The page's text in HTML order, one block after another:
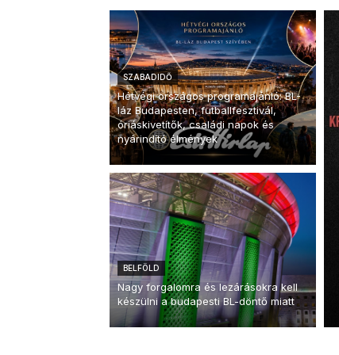
SZABADIDŐ
Hétvégi országos programajánló: BL-
láz Budapesten, futballfesztivál,
óriáskivetítők, családi napok és
nyárindító élmények
BELFÖLD
Nagy forgalomra és lezárásokra kell
készülni a budapesti BL-döntő miatt